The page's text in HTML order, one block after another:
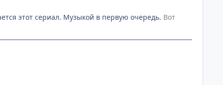
этот сериал. Музыкой в первую очередь. Вот